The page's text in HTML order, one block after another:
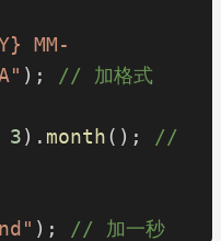
MM-
); // 加格式
3). month(); //
); // 加一秒